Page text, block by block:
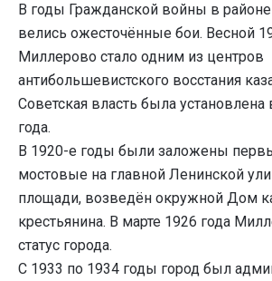
В годы Гражданской войны в
велись ожесточённые бои. Весной
Миллерово стало одним из центров
антибольшевистского восстания
Советская власть была установлена
года.
В 1920-е годы были заложены
мостовые на главной Ленинской
площади, возведён окружной Дом
крестьянина. В марте 1926 года
статус города.
C 1933 по 1934 годы город был